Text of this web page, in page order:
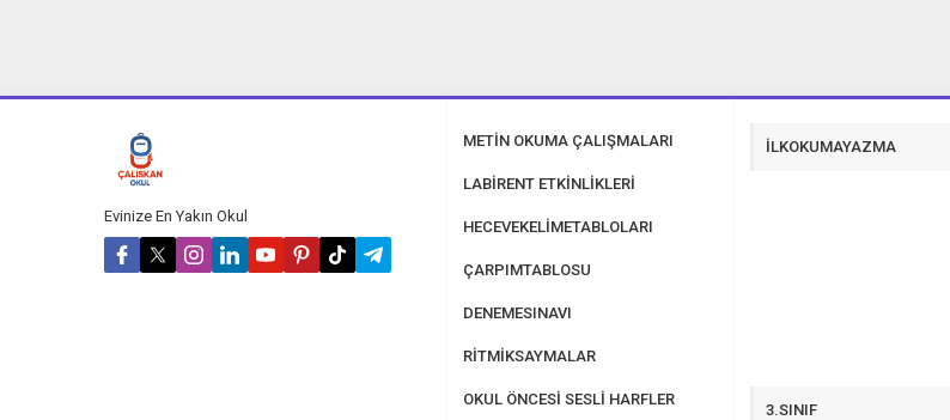
Evinize En Yakın Okul
METİN OKUMA ÇALIŞMALARI
LABİRENT ETKİNLİKLERİ
HECEVEKELİMETABLOLARI
ÇARPIMTABLOSU
DENEMESINAVI
RİTMİKSAYMALAR
OKUL ÖNCESİ SESLİ HARFLER
İLKOKUMAYAZMA
3.SINIF